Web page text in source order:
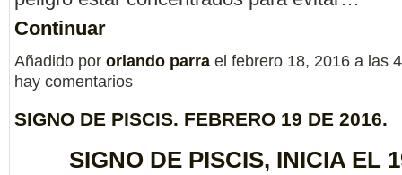
Continuar
Añadido por orlando parra el febrero 18, 2016 a las
hay comentarios
SIGNO DE PISCIS. FEBRERO 19 DE 2016.
SIGNO DE PISCIS, INICIA EL